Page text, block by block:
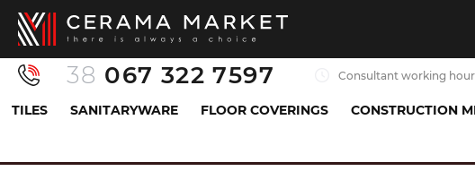
38 067 322 7597 Consultant working
TILES SANITARYWARE FLOOR COVERINGS CONSTRUCTION
Змішувач Axor